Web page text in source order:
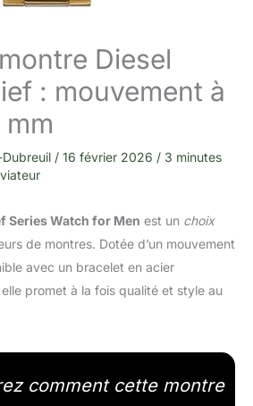
Diesel
: mouvement à
/ 16 février 2026 / 3 minutes
Series Watch for Men est un choix
de montres. Dotée d’un mouvement
avec un bracelet en acier
promet à la fois qualité et style au
comment cette montre